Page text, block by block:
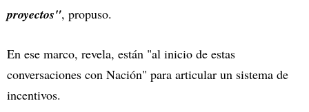
proyectos", propuso.
En ese marco, revela, están "al inicio de estas
conversaciones con Nación" para articular un sistema de
incentivos.